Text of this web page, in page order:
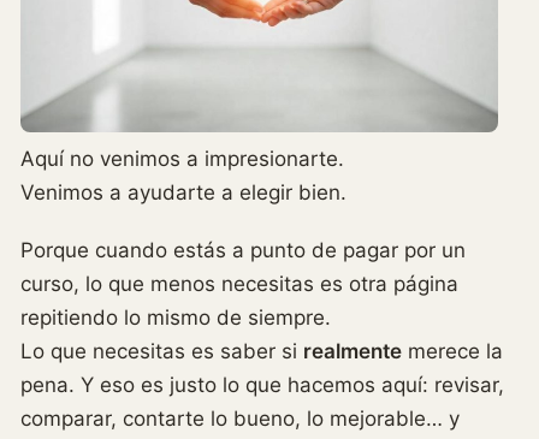
Aquí no venimos a impresionarte.
Venimos a ayudarte a elegir bien.
Porque cuando estás a punto de pagar por un
curso, lo que menos necesitas es otra página
repitiendo lo mismo de siempre.
Lo que necesitas es saber si realmente merece la
pena. Y eso es justo lo que hacemos aquí: revisar,
comparar, contarte lo bueno, lo mejorable… y